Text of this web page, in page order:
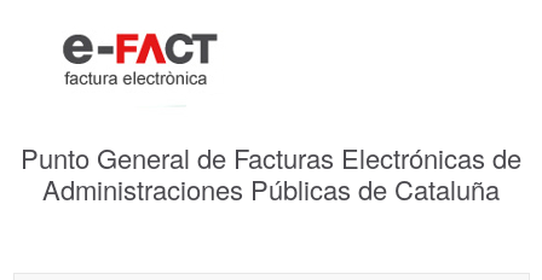
Punto General de Facturas Electrónicas de
Administraciones Públicas de Cataluña